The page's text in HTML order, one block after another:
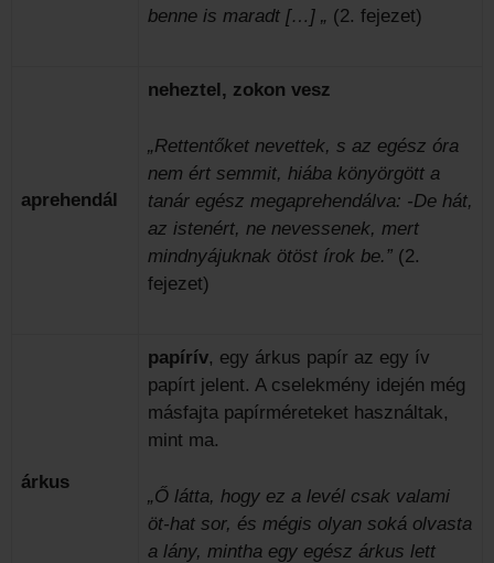
benne is maradt […] „ (2. fejezet)
aprehendál
neheztel, zokon vesz
„Rettentőket nevettek, s az egész óra
nem ért semmit, hiába könyörgött a
tanár egész megaprehendálva: -De hát,
az istenért, ne nevessenek, mert
mindnyájuknak ötöst írok be.” (2.
fejezet)
árkus
papírív, egy árkus papír az egy ív
papírt jelent. A cselekmény idején még
másfajta papírméreteket használtak,
mint ma.
„Ő látta, hogy ez a levél csak valami
öt-hat sor, és mégis olyan soká olvasta
a lány, mintha egy egész árkus lett